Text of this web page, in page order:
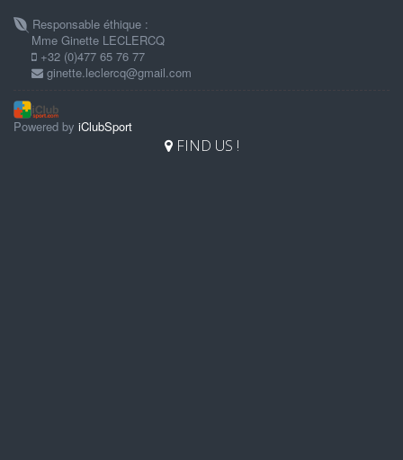
Responsable éthique :
Mme Ginette LECLERCQ
+32 (0)477 65 76 77
ginette.leclercq@gmail.com
Powered by iClubSport
FIND US !